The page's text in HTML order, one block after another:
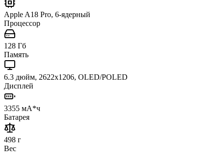
Apple A18 Pro, 6-ядерный
Процессор
128 Гб
Память
6.3 дюйм, 2622x1206, OLED/POLED
Дисплей
3355 мА*ч
Батарея
498 г
Вес